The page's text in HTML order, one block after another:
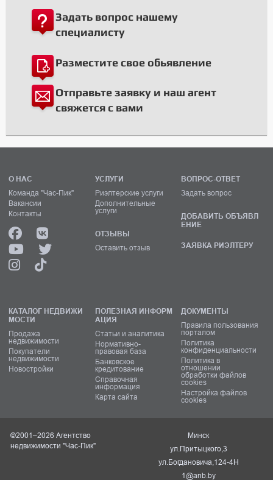
Задать вопрос нашему
специалисту
Разместите свое обьявление
Отправьте заявку и наш агент
свяжется с вами
О НАС
Команда "Час-Пик"
Вакансии
Контакты
УСЛУГИ
Риэлтерские услуги
Дополнительные
услуги
ОТЗЫВЫ
Оставить отзыв
ВОПРОС-ОТВЕТ
Задать вопрос
ДОБАВИТЬ ОБЪЯВЛ
ЕНИЕ
ЗАЯВКА РИЭЛТЕРУ
КАТАЛОГ НЕДВИЖИ
МОСТИ
Продажа
недвижимости
Покупатели
недвижимости
Новостройки
ПОЛЕЗНАЯ ИНФОРМ
АЦИЯ
Статьи и аналитика
Нормативно-
правовая база
Банковское
кредитование
Справочная
информация
Карта сайта
ДОКУМЕНТЫ
Правила пользования
порталом
Политика
конфиденциальности
Политика в
отношении
обработки файлов
cookies
Настройка файлов
cookies
©2001–2026 Агентство
недвижимости "Час-Пик"
Минск
ул.Притыцкого,3
ул.Богдановича,124-4Н
1@anb.by